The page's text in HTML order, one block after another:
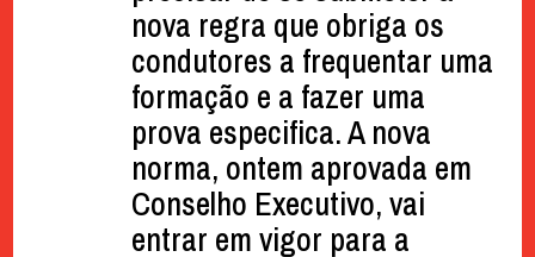
nova regra que obriga os
condutores a frequentar uma
formação e a fazer uma
prova especifica. A nova
norma, ontem aprovada em
Conselho Executivo, vai
entrar em vigor para a